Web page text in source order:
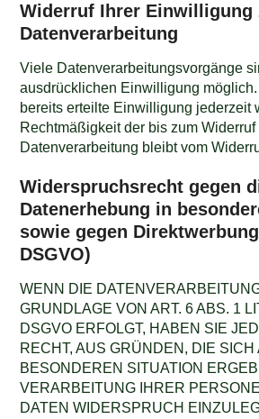
Widerruf Ihrer Einwilligung
Datenverarbeitung
Viele Datenverarbeitungsvorgänge
ausdrücklichen Einwilligung
bereits erteilte Einwilligung jederzeit
Rechtmäßigkeit der bis zum Widerruf
Datenverarbeitung bleibt vom
Widerspruchsrecht gegen
Datenerhebung in
sowie gegen
DSGVO)
WENN DIE
GRUNDLAGE VON ART. 6 ABS. 1
DSGVO ERFOLGT, HABEN SIE
RECHT, AUS GRÜNDEN, DIE SICH
BESONDEREN SITUATION
VERARBEITUNG IHRER
DATEN WIDERSPRUCH